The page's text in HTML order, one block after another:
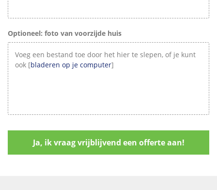
Optioneel: foto van voorzijde huis
Voeg een bestand toe door het hier te slepen, of je kunt
ook [bladeren op je computer]